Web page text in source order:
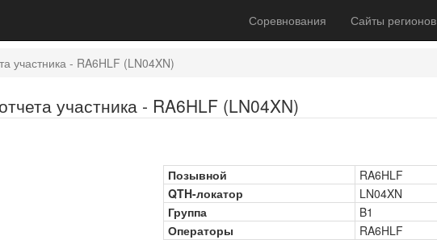
Соревнования Сайты регионов
участника - RA6HLF (LN04XN)
участника - RA6HLF (LN04XN)
Позывной
RA6HLF
QTH-локатор
LN04XN
Группа
B1
Операторы
RA6HLF